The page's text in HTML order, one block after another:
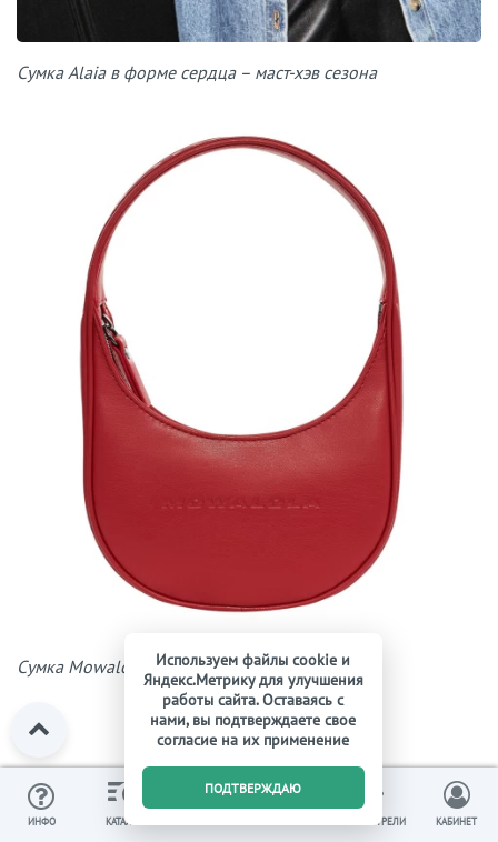
Сумка Alaia в форме сердца – маст-хэв сезона
Сумка Mowalola
ИНФО КАТАЛОГ
0
ВЫ СМОТРЕЛИ КАБИНЕТ
Используем файлы cookie и
Яндекс.Метрику для улучшения
работы сайта. Оставаясь с
нами, вы подтверждаете свое
согласие на их применение
ПОДТВЕРЖДАЮ